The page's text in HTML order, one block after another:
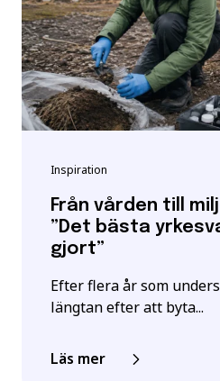
Inspiration
Från vården till
”Det bästa
gjort”
Efter flera år som
längtan efter att byta...
Läs mer